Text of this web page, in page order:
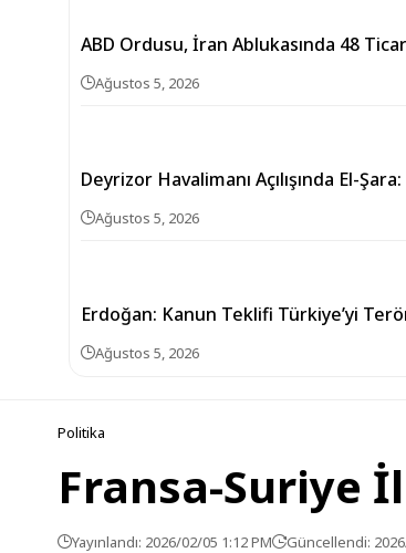
ABD Ordusu, İran Ablukasında 48
Ağustos 5, 2026
Deyrizor Havalimanı Açılışında El-
Ağustos 5, 2026
Erdoğan: Kanun Teklifi Türkiye’yi
Ağustos 5, 2026
Politika
Fransa-Suriye
Yayınlandı: 2026/02/05 1:12 PM Güncellendi: